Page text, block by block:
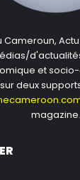
Cameroun,
et
deux
magazine.